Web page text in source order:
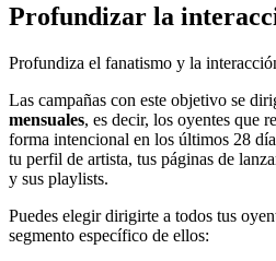
Profundizar la
Profundiza el fanatismo y la
Las campañas con este objetivo se
mensuales, es decir, los oyentes que
forma intencional en los últimos 28
tu perfil de artista, tus páginas de
y sus playlists.
Puedes elegir dirigirte a todos tus
segmento específico de ellos: